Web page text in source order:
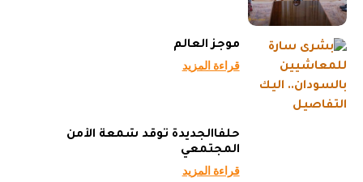
موجز العالم
قراءة المزيد
حلفاالجديدة توقد شمعة الأمن
المجتمعي
قراءة المزيد